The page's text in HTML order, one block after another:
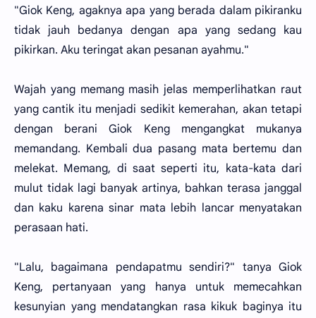
"Giok Keng, agaknya apa yang berada dalam pikiranku
tidak jauh bedanya dengan apa yang sedang kau
pikirkan. Aku teringat akan pesanan ayahmu."
Wajah yang memang masih jelas memperlihatkan raut
yang cantik itu menjadi sedikit kemerahan, akan tetapi
dengan berani Giok Keng mengangkat mukanya
memandang. Kembali dua pasang mata bertemu dan
melekat. Memang, di saat seperti itu, kata-kata dari
mulut tidak lagi banyak artinya, bahkan terasa janggal
dan kaku karena sinar mata lebih lancar menyatakan
perasaan hati.
"Lalu, bagaimana pendapatmu sendiri?" tanya Giok
Keng, pertanyaan yang hanya untuk memecahkan
kesunyian yang mendatangkan rasa kikuk baginya itu